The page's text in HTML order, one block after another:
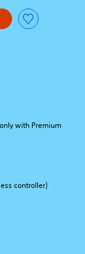
with Premium
controller)